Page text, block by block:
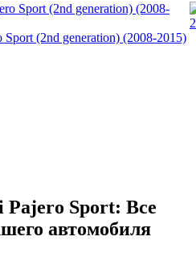
(2nd generation) (2008-2015)
Sport: Все
автомобиля